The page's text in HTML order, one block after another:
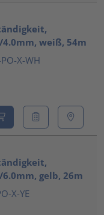
weiß, 54m
X-WH
gelb, 26m
X-YE